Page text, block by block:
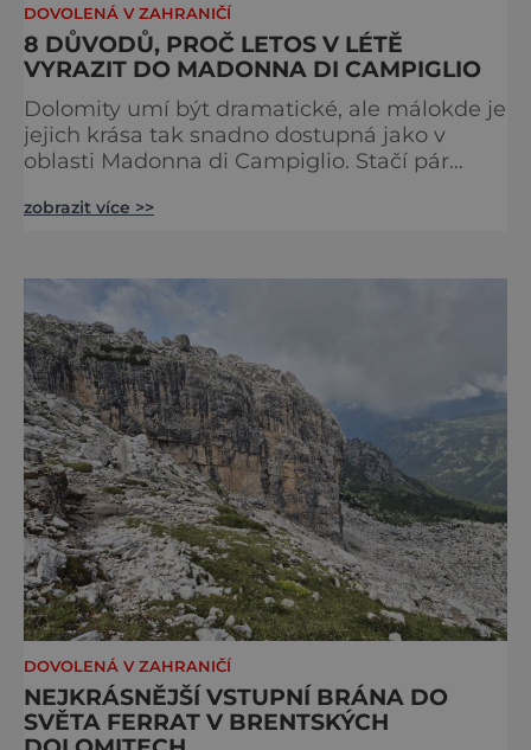
DOVOLENÁ V ZAHRANIČÍ
8 DŮVODŮ, PROČ LETOS V LÉTĚ
VYRAZIT DO MADONNA DI CAMPIGLIO
Dolomity umí být dramatické, ale málokde je
jejich krása tak snadno dostupná jako v
oblasti Madonna di Campiglio. Stačí pár
věžemi, horskými jezery a nekonečnými
dovolenou právě sem. Madonna di
Campiglio uhrane každé ráno, kdy první
paprsky kreslí na vrcholcích Brenty
zobrazit více >>
DOVOLENÁ V ZAHRANIČÍ
NEJKRÁSNĚJŠÍ VSTUPNÍ BRÁNA DO
SVĚTA FERRAT V BRENTSKÝCH